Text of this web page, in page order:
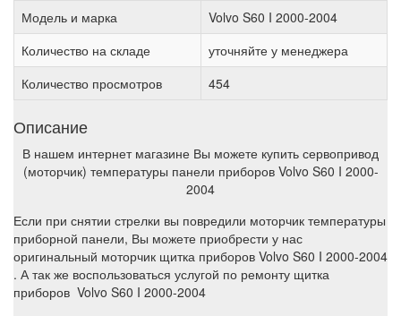
Модель и марка
Volvo S60 I 2000-2004
Количество на складе
уточняйте у менеджера
Количество просмотров
454
Описание
В нашем интернет магазине Вы можете купить сервопривод
(моторчик) температуры панели приборов Volvo S60 I 2000-
2004
Если при снятии стрелки вы повредили моторчик температуры
приборной панели, Вы можете приобрести у нас
оригинальный моторчик щитка приборов Volvo S60 I 2000-2004
. А так же воспользоваться услугой по ремонту щитка
приборов Volvo S60 I 2000-2004